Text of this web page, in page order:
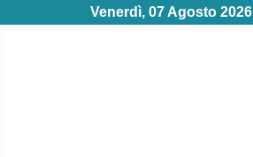
Venerdì, 07 Agosto 2026